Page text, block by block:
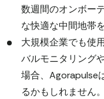
数週間のオンボー
な快適な中間地帯
大規模企業でも使
バルモニタリング
場合、Agorapulse
るかもしれません。